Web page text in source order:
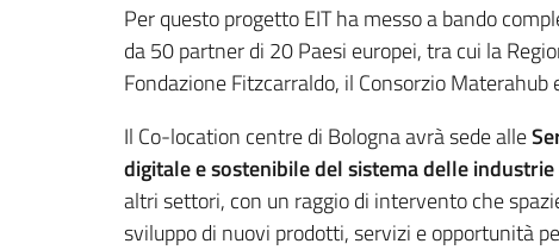
Per questo progetto EIT ha messo a bando
da 50 partner di 20 Paesi europei, tra cui la
Fondazione Fitzcarraldo, il Consorzio
Il Co-location centre di Bologna avrà sede alle
digitale e sostenibile del sistema delle
altri settori, con un raggio di intervento che
sviluppo di nuovi prodotti, servizi e opportunità